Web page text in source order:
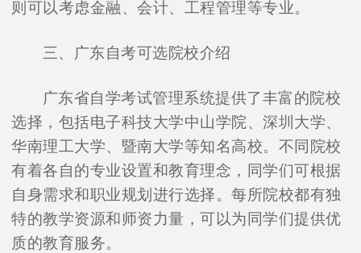
则可以考虑金融、会计、工程管理等专业。
三、广东自考可选院校介绍
广东省自学考试管理系统提供了丰富的院校
选择，包括电子科技大学中山学院、深圳大学、
华南理工大学、暨南大学等知名高校。不同院校
有着各自的专业设置和教育理念，同学们可根据
自身需求和职业规划进行选择。每所院校都有独
特的教学资源和师资力量，可以为同学们提供优
质的教育服务。